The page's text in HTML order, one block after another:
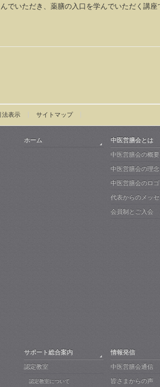
でいただき、薬膳の入口を学んでいただく講座
法表示 サイトマップ
ホーム
中医営膳会とは
中医営膳会の概要
中医営膳会の理念
中医営膳会のロ
代表からのメッ
会員制とご入会
サポート総合案内
認定教室
認定教室について
情報発信
中医営膳会通信
皆さまからの声